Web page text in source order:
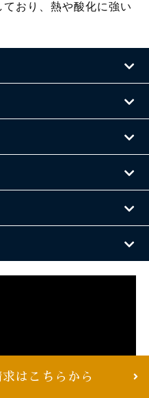
おり、熱や酸化に強い
はこちらから